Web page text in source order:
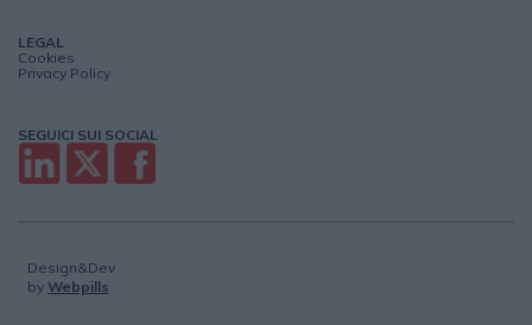
LEGAL
Cookies
Privacy Policy
SEGUICI SUI SOCIAL
Design&Dev
by Webpills